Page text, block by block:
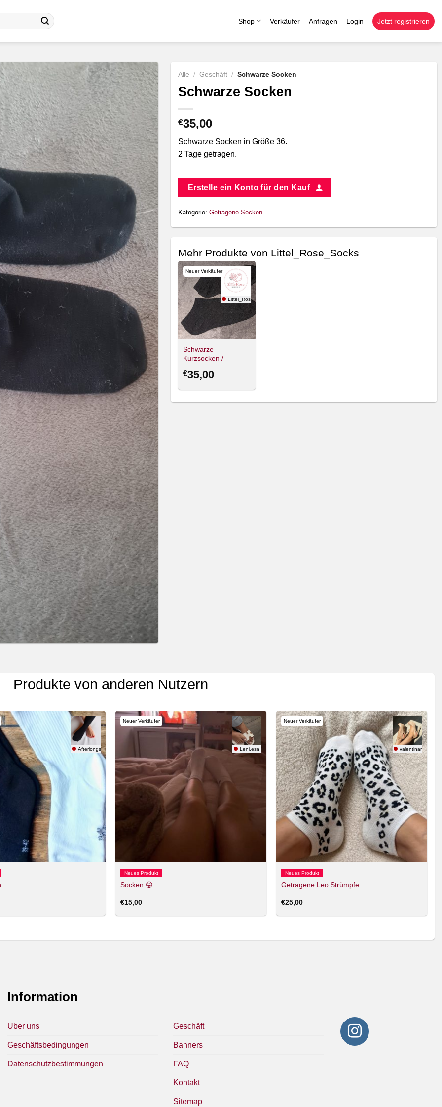
Shop Verkäufer Anfragen Login Jetzt registrieren
Alle / Geschäft / Schwarze Socken
Schwarze Socken
€35,00
Schwarze Socken in Größe 36.
2 Tage getragen.
Erstelle ein Konto für den Kauf
Kategorie: Getragene Socken
Mehr Produkte von Littel_Rose_Socks
Neuer Verkäufer
Littel_Rose_Socks
Schwarze
Kurzsocken /
€35,00
Produkte von anderen Nutzern
Afterlongshift
Neuer Verkäufer
Leni.esn
Neues Produkt
Socken 😛
€15,00
Neuer Verkäufer
valentinarose
Neues Produkt
Getragene Leo Strümpfe
€25,00
Information
Über uns
Geschäftsbedingungen
Datenschutzbestimmungen
Geschäft
Banners
FAQ
Kontakt
Sitemap